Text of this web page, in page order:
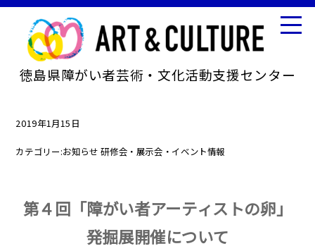
徳島県障がい者芸術・文化活動支援センター
2019年1月15日
カテゴリー:お知らせ 研修会・展示会・イベント情報
第４回「障がい者アーティストの卵」
発掘展開催について